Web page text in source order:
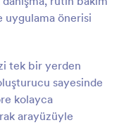
uygulama önerisi
tek bir yerden
sayesinde
kolayca
arayüzüyle